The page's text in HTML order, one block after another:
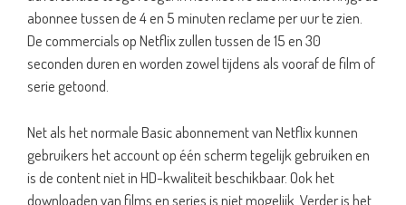
abonnee tussen de 4 en 5 minuten reclame per uur te zien.
De commercials op Netflix zullen tussen de 15 en 30
seconden duren en worden zowel tijdens als vooraf de film of
serie getoond.
Net als het normale Basic abonnement van Netflix kunnen
gebruikers het account op één scherm tegelijk gebruiken en
is de content niet in HD-kwaliteit beschikbaar. Ook het
downloaden van films en series is niet mogelijk. Verder is het